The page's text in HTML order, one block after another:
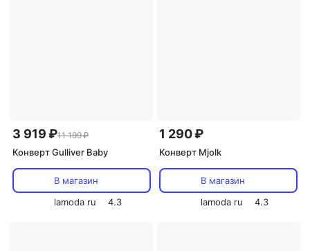
3 919 ₽11 199 ₽
Конверт Gulliver Baby
В магазин
lamoda ru
4.3
1 290 ₽
Конверт Mjolk
В магазин
lamoda ru
4.3